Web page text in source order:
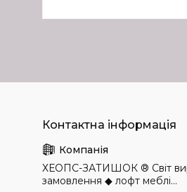
ХЕОПС-ЗАТИШОК ® Світ
замовлення ◆ лофт меблі...